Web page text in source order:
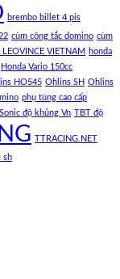
brembo billet 4 pis
cùm công tắc domino cùm
LEOVINCE VIETNAM honda
Honda Vario 150cc
HO545 Ohlins SH Ohlins
phụ tùng cao cấp
Sonic độ khủng Vn TBT độ
TTRACING.NET
sh